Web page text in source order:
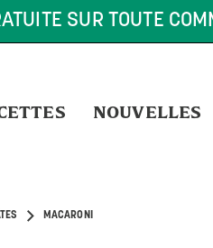
SUR TOUTE
NOUVELLES
MACARONI